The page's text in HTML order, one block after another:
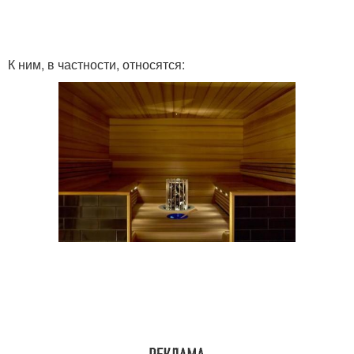
К ним, в частности, относятся: